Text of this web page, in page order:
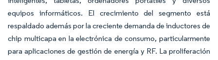
equipos informáticos. El crecimiento del segmento está
respaldado además por la creciente demanda de inductores de
chip multicapa en la electrónica de consumo, particularmente
para aplicaciones de gestión de energía y RF. La proliferación